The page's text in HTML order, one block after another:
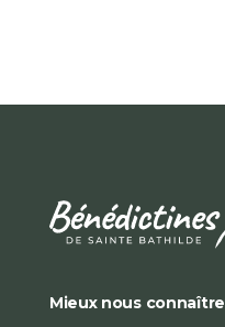
Mieux nous connaître